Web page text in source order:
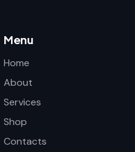
Menu
Home
About
Services
Shop
Contacts